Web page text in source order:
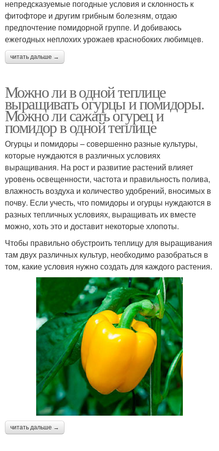
непредсказуемые погодные условия и склонность к
фитофторе и другим грибным болезням, отдаю
предпочтение помидорной группе. И добиваюсь
ежегодных неплохих урожаев краснобоких любимцев.
читать дальше →
Можно ли в одной теплице
выращивать огурцы и помидоры.
Можно ли сажать огурец и
помидор в одной теплице
Огурцы и помидоры – совершенно разные культуры,
которые нуждаются в различных условиях
выращивания. На рост и развитие растений влияет
уровень освещенности, частота и правильность полива,
влажность воздуха и количество удобрений, вносимых в
почву. Если учесть, что помидоры и огурцы нуждаются в
разных тепличных условиях, выращивать их вместе
можно, хоть это и доставит некоторые хлопоты.
Чтобы правильно обустроить теплицу для выращивания
там двух различных культур, необходимо разобраться в
том, какие условия нужно создать для каждого растения.
читать дальше →